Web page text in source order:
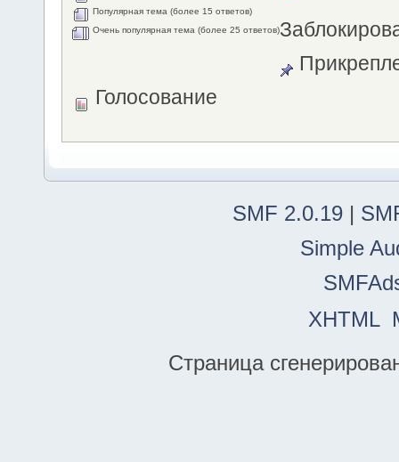
Популярная тема (более 15 ответов)
Очень популярная тема (более 25 ответов)
Голосование
SMF 2.0.19 |
Simple
XHTML
Страница